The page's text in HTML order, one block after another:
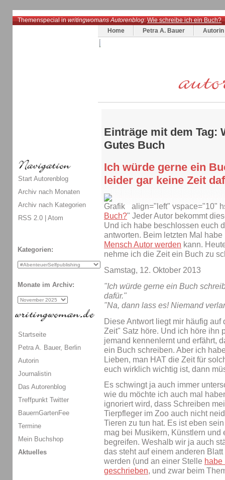
Themenspecial inwritingwomans Autorenblog:Wie schreibe ich ein Buch?
Home
Petra A. Bauer Autorin
Einträge mit dem Tag:
Gutes Buch
Ich würde gerne ein
leider gar keine Zeit
align="left" vspace="10"
Buch?" Jeder Autor bekommt
Und ich habe beschlossen euch
antworten. Beim letzten Mal
Mensch Autor werden kann.
nehme ich die Zeit ein Buch zu
Samstag, 12. Oktober 2013
"Ich würde gerne ein Buch
dafür."
"Na, dann lass es! Niemand
Diese Antwort liegt mir häufig
Zeit" Satz höre. Und ich höre ihn
jemand kennenlernt und erfährt,
ein Buch schreiben. Aber ich
Lieben, man HAT die Zeit für
euch wirklich wichtig ist, dann
Es schwingt ja auch immer
wie du möchte ich auch mal
ignoriert wird, dass Schreiben
Tierpfleger im Zoo auch nicht
Tieren zu tun hat. Es ist eben
mag bei Musikern, Künstlern
begreifen. Weshalb wir ja auch
das steht auf einem anderen
werden (und an einer Stelle habe
geschrieben, und zwar beim
Start Autorenblog
Archiv nach Monaten
Archiv nach Kategorien
RSS 2.0 | Atom
Kategorien:
Monate im Archiv:
Startseite
Petra A. Bauer, Berlin
Autorin
Journalistin
Das Autorenblog
Treffpunkt Twitter
BauernGartenFee
Termine
Mein Buchshop
Aktuelles